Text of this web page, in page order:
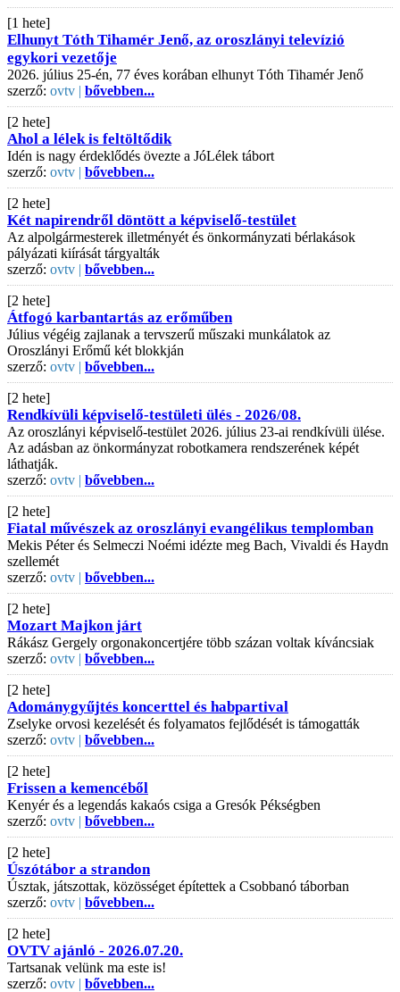
[1 hete]
Elhunyt Tóth Tihamér Jenő, az oroszlányi televízió
egykori vezetője
2026. július 25-én, 77 éves korában elhunyt Tóth Tihamér Jenő
szerző: ovtv | bővebben...
[2 hete]
Ahol a lélek is feltöltődik
Idén is nagy érdeklődés övezte a JóLélek tábort
szerző: ovtv | bővebben...
[2 hete]
Két napirendről döntött a képviselő-testület
Az alpolgármesterek illetményét és önkormányzati bérlakások
pályázati kiírását tárgyalták
szerző: ovtv | bővebben...
[2 hete]
Átfogó karbantartás az erőműben
Július végéig zajlanak a tervszerű műszaki munkálatok az
Oroszlányi Erőmű két blokkján
szerző: ovtv | bővebben...
[2 hete]
Rendkívüli képviselő-testületi ülés - 2026/08.
Az oroszlányi képviselő-testület 2026. július 23-ai rendkívüli ülése.
Az adásban az önkormányzat robotkamera rendszerének képét
láthatják.
szerző: ovtv | bővebben...
[2 hete]
Fiatal művészek az oroszlányi evangélikus templomban
Mekis Péter és Selmeczi Noémi idézte meg Bach, Vivaldi és Haydn
szellemét
szerző: ovtv | bővebben...
[2 hete]
Mozart Majkon járt
Rákász Gergely orgonakoncertjére több százan voltak kíváncsiak
szerző: ovtv | bővebben...
[2 hete]
Adománygyűjtés koncerttel és habpartival
Zselyke orvosi kezelését és folyamatos fejlődését is támogatták
szerző: ovtv | bővebben...
[2 hete]
Frissen a kemencéből
Kenyér és a legendás kakaós csiga a Gresók Pékségben
szerző: ovtv | bővebben...
[2 hete]
Úszótábor a strandon
Úsztak, játszottak, közösséget építettek a Csobbanó táborban
szerző: ovtv | bővebben...
[2 hete]
OVTV ajánló - 2026.07.20.
Tartsanak velünk ma este is!
szerző: ovtv | bővebben...